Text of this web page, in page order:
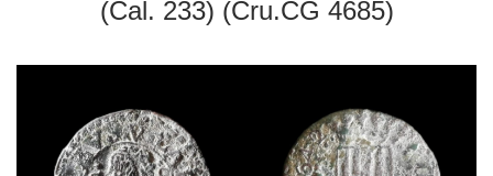
(Cal. 233) (Cru.CG 4685)